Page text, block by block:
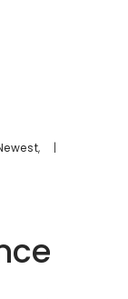
,